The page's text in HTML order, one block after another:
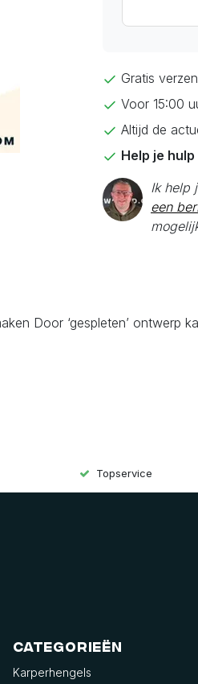
Gratis
Voor 15:00
Altijd de
Help je
Ik help
een
Door ‘gespleten’ ontwerp
Topservice
Categorieën
Karperhengels